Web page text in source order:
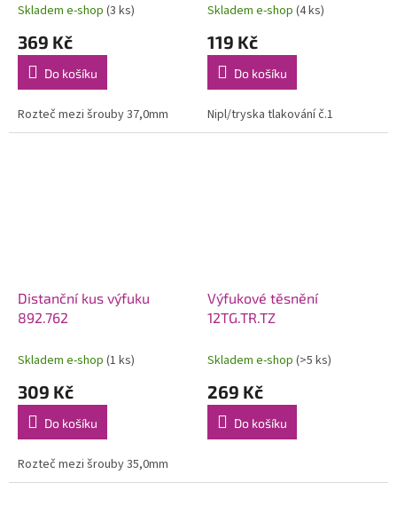
Skladem e-shop (3 ks)
369 Kč
Do košíku
Rozteč mezi šrouby 37,0mm
Skladem e-shop (4 ks)
119 Kč
Do košíku
Nipl/tryska tlakování č.1
Distanční kus výfuku
892.762
Skladem e-shop (1 ks)
309 Kč
Do košíku
Rozteč mezi šrouby 35,0mm
Výfukové těsnění
12TG.TR.TZ
Skladem e-shop (>5 ks)
269 Kč
Do košíku